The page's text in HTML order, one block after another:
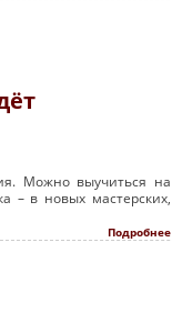
Можно выучиться на
– в новых мастерских,
Подробнее